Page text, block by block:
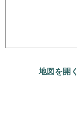
地図を開く